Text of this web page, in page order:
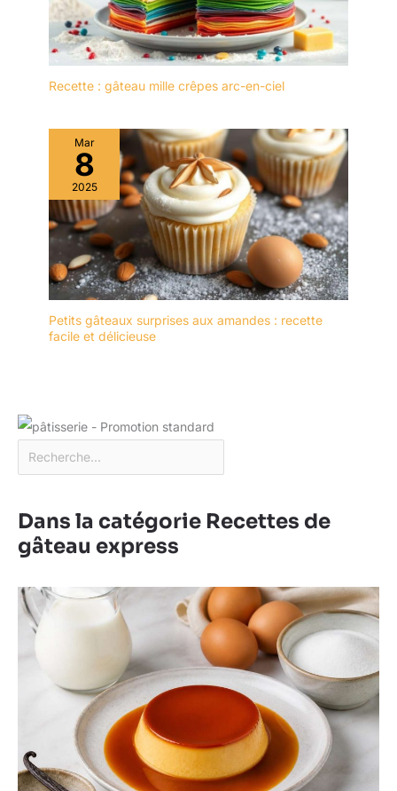
présentoir à gâteaux est
fabriqué dans un
matériau de haute qualité
et n'absorbe ni les
odeurs ni les taches. Il
peut être rincé avec un
d'eau et est très facile à
entretenir. Afin de
prolonger sa durée de
vie, il est recommandé de
ne pas le nettoyer au
lave-vaisselle. Après le
nettoyage, il doit être
séché afin de le garder
au sec. ✔[Remarque
importante] : si vous
rencontrez des
Recette : gâteau mille crêpes arc-en-ciel
Mar
8
2025
Petits gâteaux surprises aux amandes : recette
facile et délicieuse
Dans la catégorie Recettes de
gâteau express